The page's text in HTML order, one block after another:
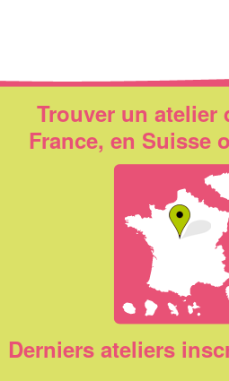
Trouver un atelier
France, en Suisse
Derniers ateliers